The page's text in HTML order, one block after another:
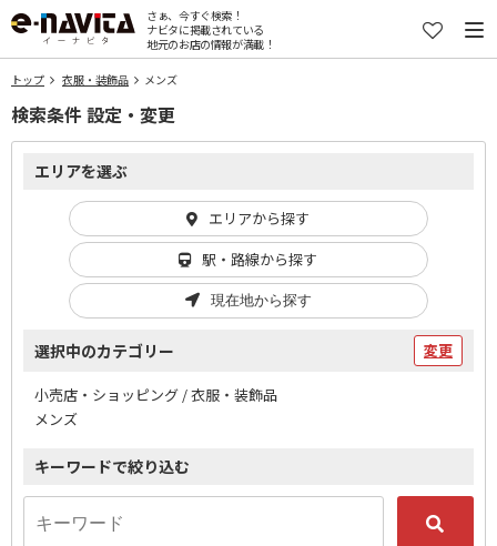
さぁ、今すぐ検索！
ナビタに掲載されている
地元のお店の情報が満載！
トップ 衣服・装飾品 メンズ
検索条件 設定・変更
エリアを選ぶ
エリアから探す
駅・路線から探す
現在地から探す
選択中のカテゴリー 変更
小売店・ショッピング / 衣服・装飾品
メンズ
キーワードで絞り込む